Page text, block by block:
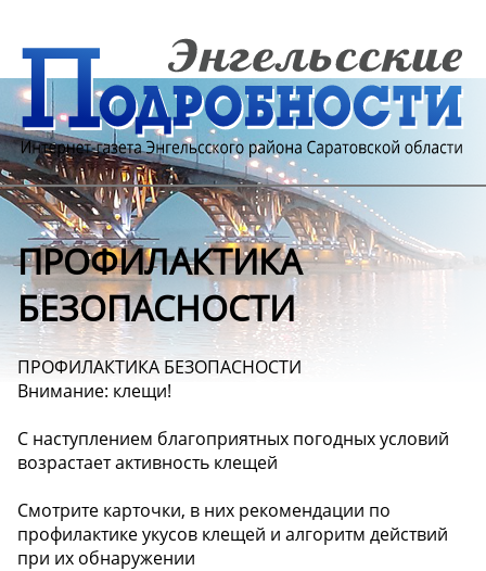
️ПРОФИЛАКТИКА
БЕЗОПАСНОСТИ️
️ПРОФИЛАКТИКА БЕЗОПАСНОСТИ️
️Внимание: клещи!️
С наступлением благоприятных погодных условий
возрастает активность клещей
Смотрите карточки, в них рекомендации по
профилактике укусов клещей и алгоритм действий
при их обнаружении